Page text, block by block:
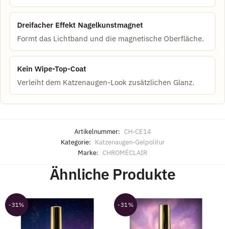
Dreifacher Effekt Nagelkunstmagnet
Formt das Lichtband und die magnetische Oberfläche.
Kein Wipe-Top-Coat
Verleiht dem Katzenaugen-Look zusätzlichen Glanz.
Artikelnummer: CH-CE14
Kategorie: Katzenaugen-Gelpolitur
Marke: CHROMÉCLAIR
Ähnliche Produkte
-31% -31%